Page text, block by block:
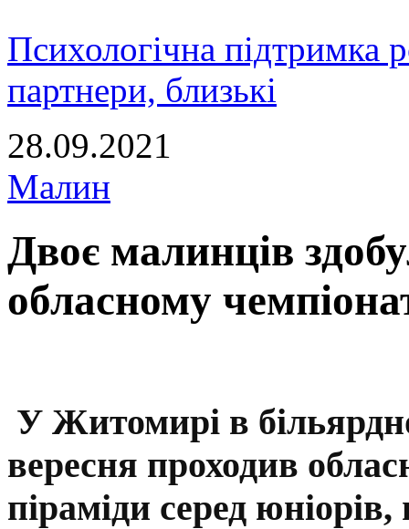
Психологічна підтримка
партнери, близькі
28.09.2021
Малин
Двоє малинців
обласному
У Житомирі в
вересня проходив
піраміди серед